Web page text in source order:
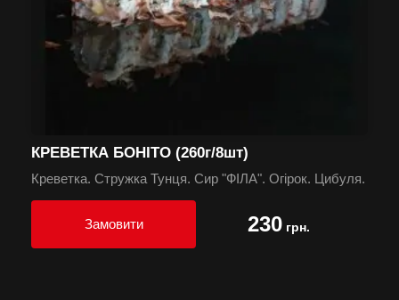
КРЕВЕТКА БОНІТО (260г/8шт)
Креветка. Стружка Тунця. Сир "ФІЛА". Огірок. Цибуля.
Замовити 230грн.